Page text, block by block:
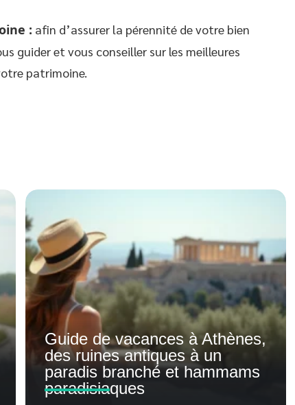
: afin d’assurer la pérennité de votre bien
guider et vous conseiller sur les meilleures
patrimoine.
Guide de vacances à Athènes,
des ruines antiques à un
paradis branché et hammams
paradisiaques